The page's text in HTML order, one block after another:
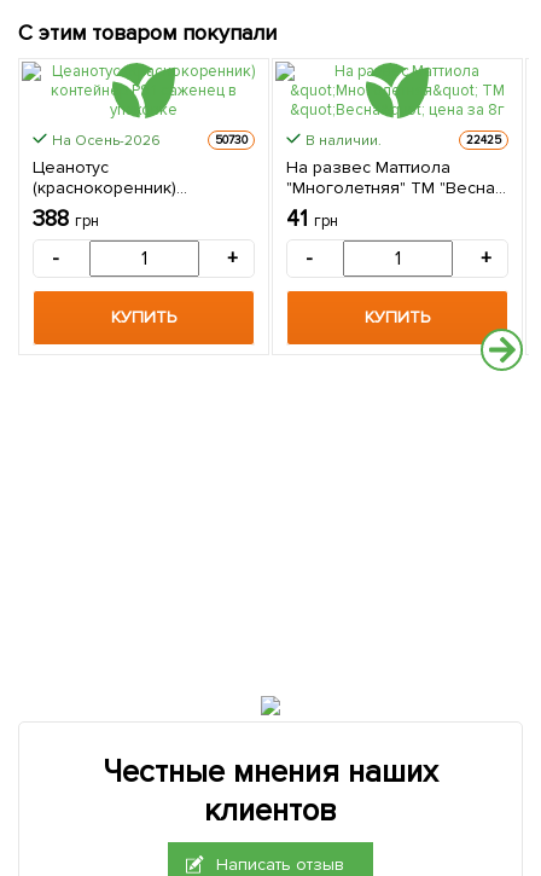
С этим товаром покупали
На Осень-2026 50730
Цеанотус
(краснокоренник)
контейнер Р9 1 саженец в
упаковке
388 грн
- +
КУПИТЬ
В наличии. 22425
На развес Маттиола
"Многолетняя" ТМ "Весна"
цена за 8г
41 грн
- +
КУПИТЬ
Честные мнения наших
клиентов
Написать отзыв